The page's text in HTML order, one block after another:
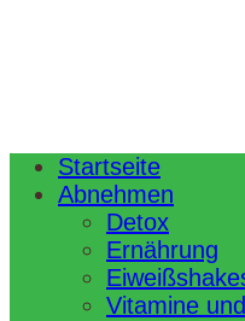
Startseite
Abnehmen
Detox
Ernährung
Vitamine